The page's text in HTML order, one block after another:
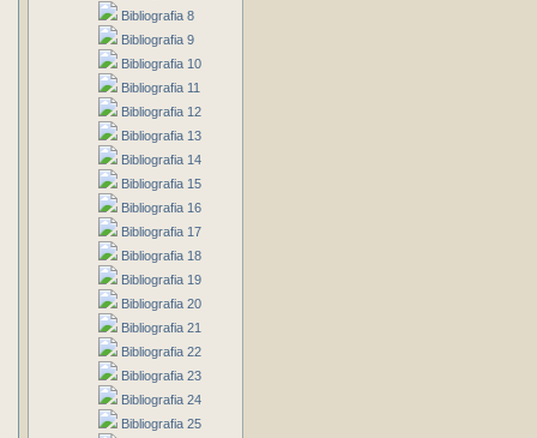
Bibliografia 8
Bibliografia 9
Bibliografia 10
Bibliografia 11
Bibliografia 12
Bibliografia 13
Bibliografia 14
Bibliografia 15
Bibliografia 16
Bibliografia 17
Bibliografia 18
Bibliografia 19
Bibliografia 20
Bibliografia 21
Bibliografia 22
Bibliografia 23
Bibliografia 24
Bibliografia 25